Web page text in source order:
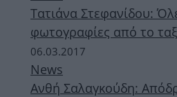
Τατιάνα Στεφανίδου:
φωτογραφίες από το
06.03.2017
News
Ανθή Σαλαγκούδη: